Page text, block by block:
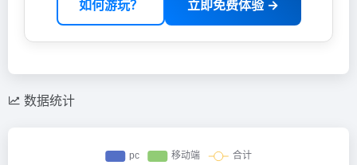
如何游玩？ 立即免费体验 →
数据统计